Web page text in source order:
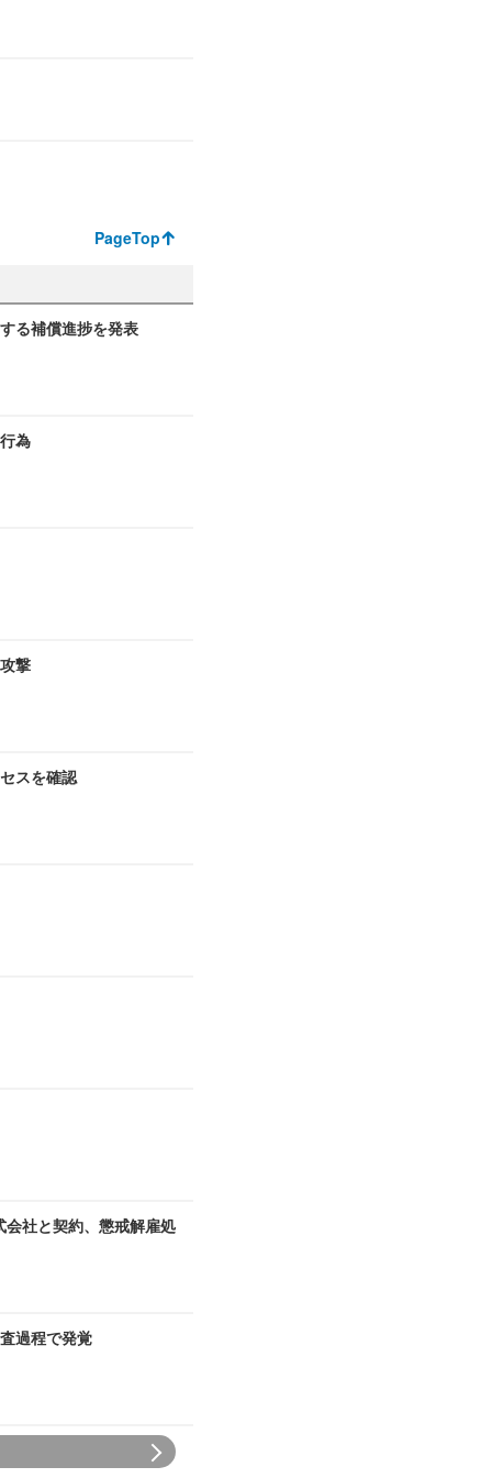
PageTop
る補償進捗を発表
為
撃
スを確認
社と契約、懲戒解雇処
過程で発覚